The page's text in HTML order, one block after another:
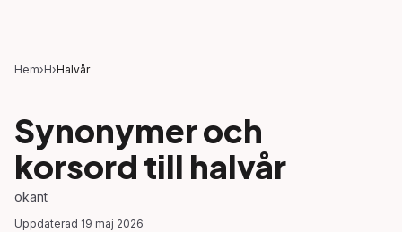
Hem›H›Halvår
Synonymer och
korsord till halvår
okant
Uppdaterad 19 maj 2026